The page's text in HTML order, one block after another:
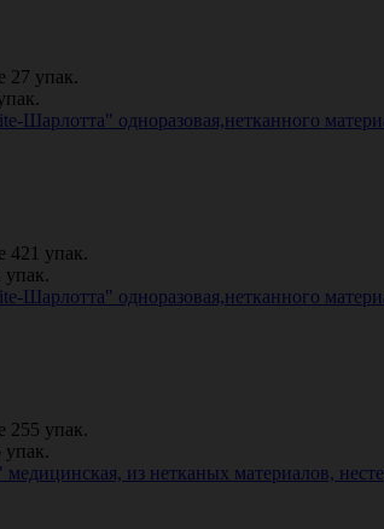
27 упак.
Шарлотта" одноразовая,нетканного
421 упак.
упак.
Шарлотта" одноразовая,нетканного
255 упак.
упак.
из нетканых материалов,